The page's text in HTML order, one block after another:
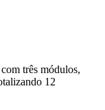
três módulos,
12